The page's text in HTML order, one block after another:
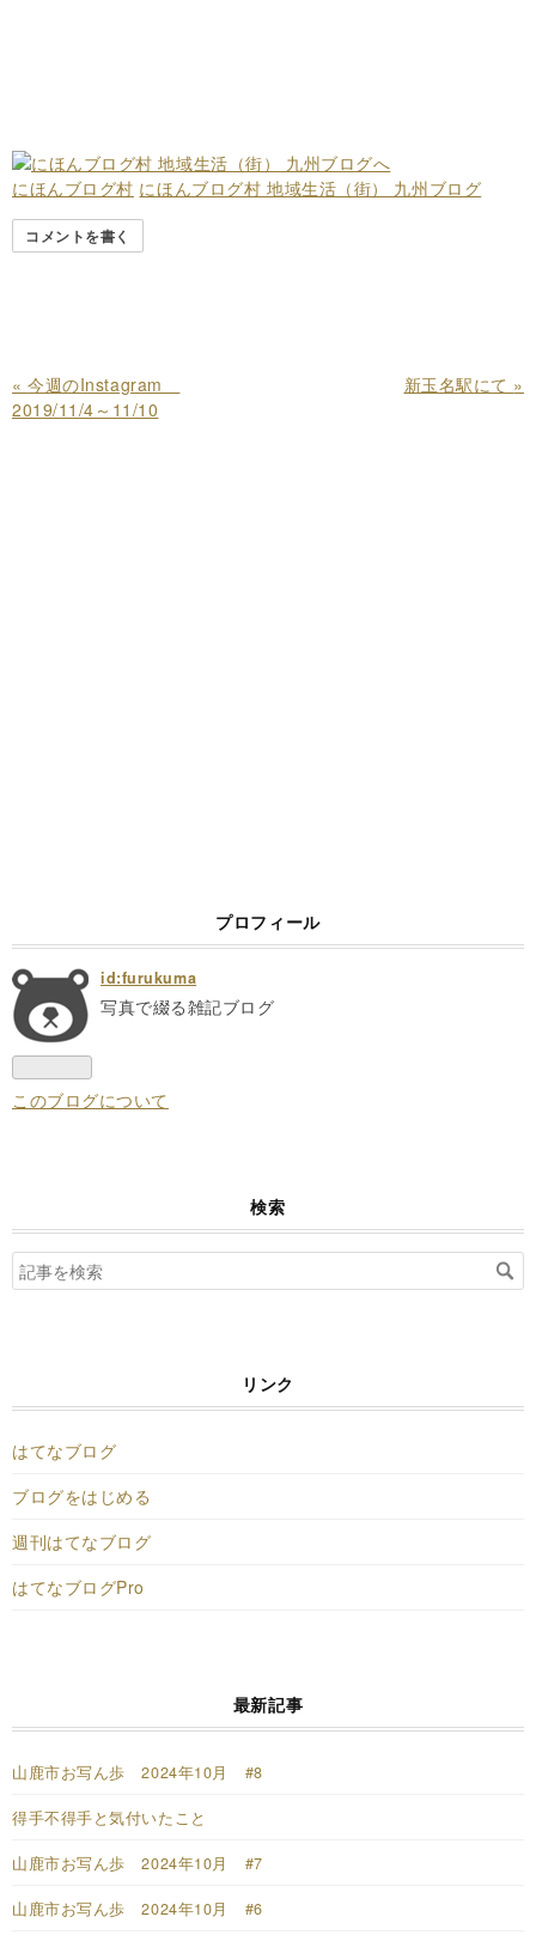
にほんブログ村 にほんブログ村 地域生活（街） 九州ブログ
コメントを書く
«今週のInstagram
2019/11/4～11/10
新玉名駅にて »
プロフィール
id:furukuma
写真で綴る雑記ブログ
このブログについて
検索
リンク
はてなブログ
ブログをはじめる
週刊はてなブログ
はてなブログPro
最新記事
山鹿市お写ん歩 2024年10月 #8
得手不得手と気付いたこと
山鹿市お写ん歩 2024年10月 #7
山鹿市お写ん歩 2024年10月 #6